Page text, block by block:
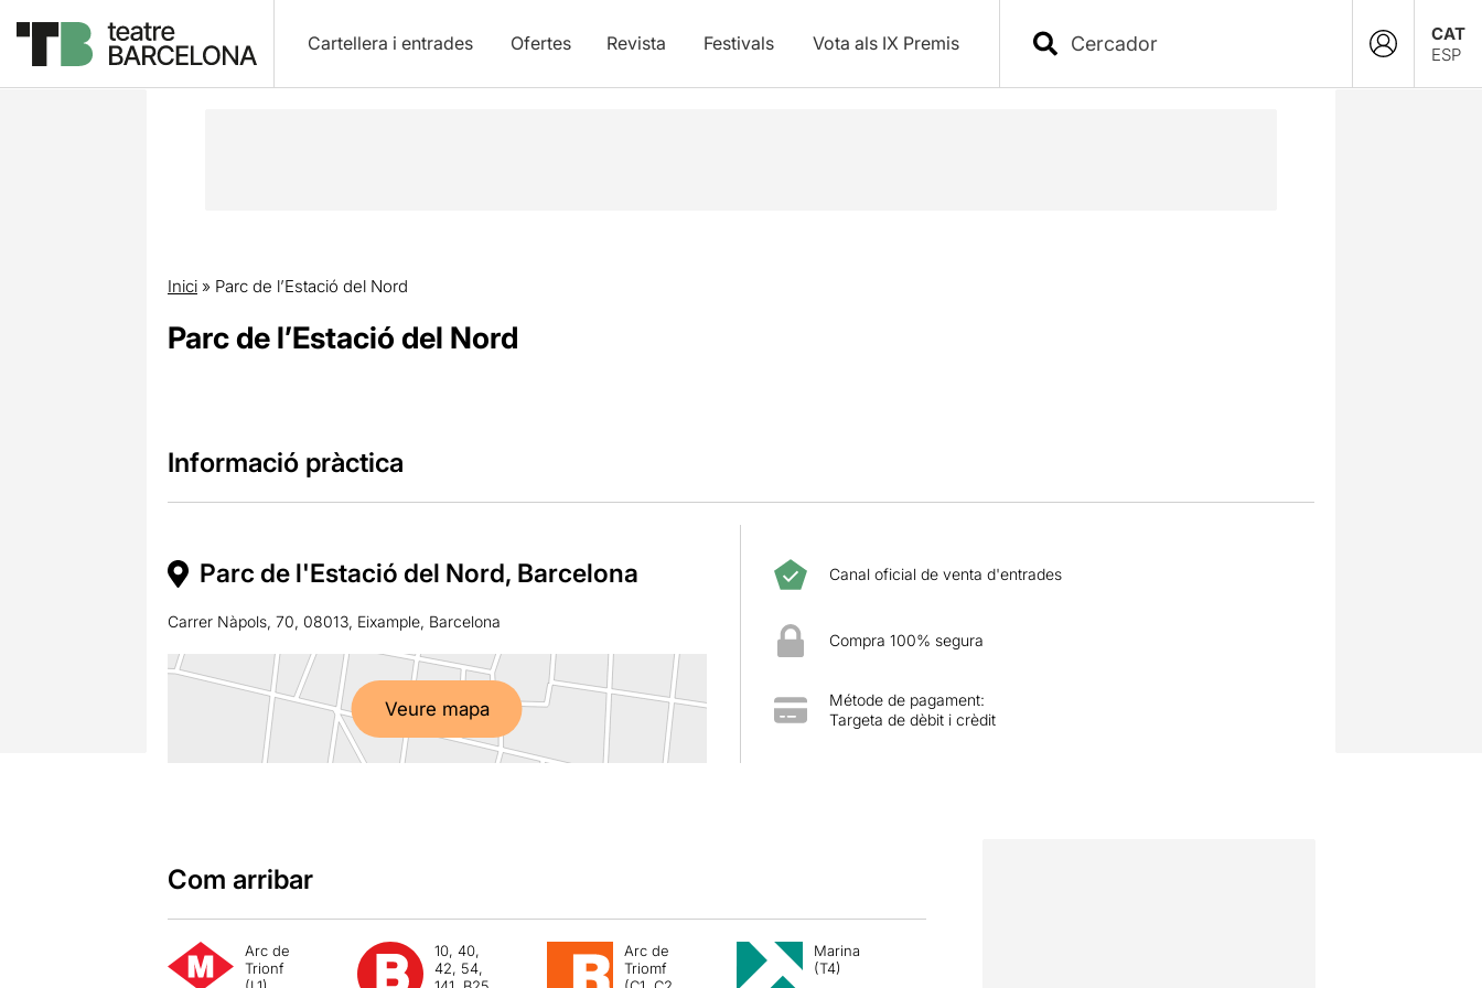
Cartellera i entrades Ofertes Revista Festivals Vota als IX Premis
CAT
ESP
Inici» Parc de l’Estació del Nord
Parc de l’Estació del Nord
Informació pràctica
Parc de l'Estació del Nord, Barcelona
Carrer Nàpols, 70, 08013, Eixample, Barcelona
Veure mapa
Canal oficial de venta d'entrades
Compra 100% segura
Métode de pagament:
Targeta de dèbit i crèdit
Com arribar
Arc de
Trionf
10, 40,
42, 54,
Arc de
Triomf
Marina
(T4)